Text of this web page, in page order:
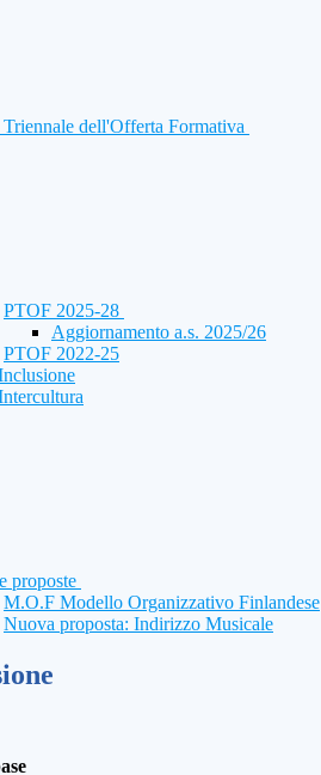
Triennale dell'Offerta Formativa
PTOF 2025-28
Aggiornamento a.s. 2025/26
PTOF 2022-25
proposte
M.O.F Modello Organizzativo Finlandese
Nuova proposta: Indirizzo Musicale